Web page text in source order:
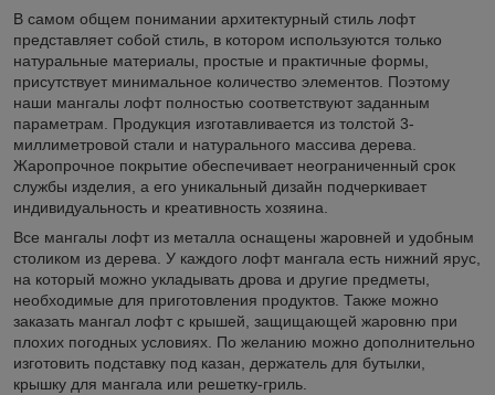
В самом общем понимании архитектурный стиль лофт
представляет собой стиль, в котором используются только
натуральные материалы, простые и практичные формы,
присутствует минимальное количество элементов. Поэтому
наши мангалы лофт полностью соответствуют заданным
параметрам. Продукция изготавливается из толстой 3-
миллиметровой стали и натурального массива дерева.
Жаропрочное покрытие обеспечивает неограниченный срок
службы изделия, а его уникальный дизайн подчеркивает
индивидуальность и креативность хозяина.
Все мангалы лофт из металла оснащены жаровней и удобным
столиком из дерева. У каждого лофт мангала есть нижний ярус,
на который можно укладывать дрова и другие предметы,
необходимые для приготовления продуктов. Также можно
заказать мангал лофт с крышей, защищающей жаровню при
плохих погодных условиях. По желанию можно дополнительно
изготовить подставку под казан, держатель для бутылки,
крышку для мангала или решетку-гриль.